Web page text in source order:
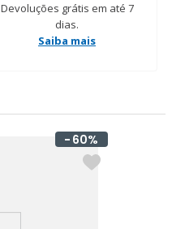
Devoluções grátis em até 7
dias.
Saiba mais
60%